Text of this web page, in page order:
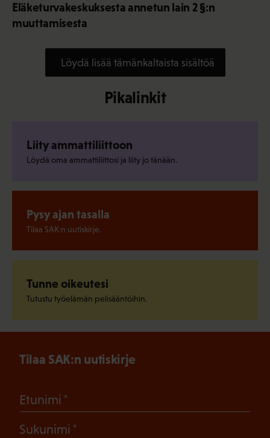
Eläketurvakeskuksesta annetun lain 2 §:n
muuttamisesta
Löydä lisää tämänkaltaista sisältöä
Pikalinkit
Liity ammattiliittoon
Löydä oma ammattiliittosi ja liity jo tänään.
Pysy ajan tasalla
Tilaa SAK:n uutiskirje.
Tunne oikeutesi
Tutustu työelämän pelisääntöihin.
Tilaa SAK:n uutiskirje
Etunimi
Sukunimi